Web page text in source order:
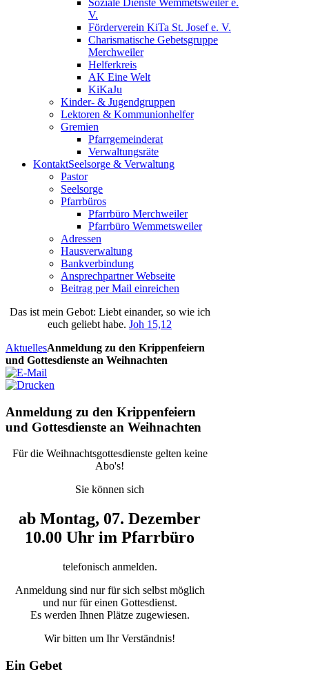
Soziale Dienste Wemmetsweiler e.
V.
Förderverein KiTa St. Josef e. V.
Charismatische Gebetsgruppe
Merchweiler
Helferkreis
AK Eine Welt
KiKaJu
Kinder- & Jugendgruppen
Lektoren & Kommunionhelfer
Gremien
Pfarrgemeinderat
Verwaltungsräte
KontaktSeelsorge & Verwaltung
Pastor
Seelsorge
Pfarrbüros
Pfarrbüro Merchweiler
Pfarrbüro Wemmetsweiler
Adressen
Hausverwaltung
Bankverbindung
Ansprechpartner Webseite
Beitrag per Mail einreichen
Das ist mein Gebot: Liebt einander, so wie ich
euch geliebt habe.Joh 15,12
AktuellesAnmeldung zu den Krippenfeiern
und Gottesdienste an Weihnachten
Anmeldung zu den Krippenfeiern
und Gottesdienste an Weihnachten
Für die Weihnachtsgottesdienste gelten keine
Abo's!
Sie können sich
ab Montag, 07. Dezember
10.00 Uhr im Pfarrbüro
telefonisch anmelden.
Anmeldung sind nur für sich selbst möglich
und nur für einen Gottesdienst.
Es werden Ihnen Plätze zugewiesen.
Wir bitten um Ihr Verständnis!
Ein Gebet